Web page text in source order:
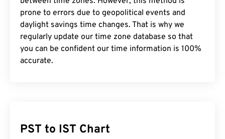
prone to errors due to geopolitical events and
daylight savings time changes. That is why we
regularly update our time zone database so that
you can be confident our time information is 100%
accurate.
PST to IST Chart